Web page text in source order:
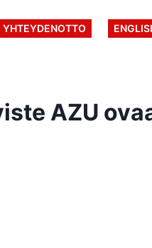
YHTEYDENOTTO
AZU